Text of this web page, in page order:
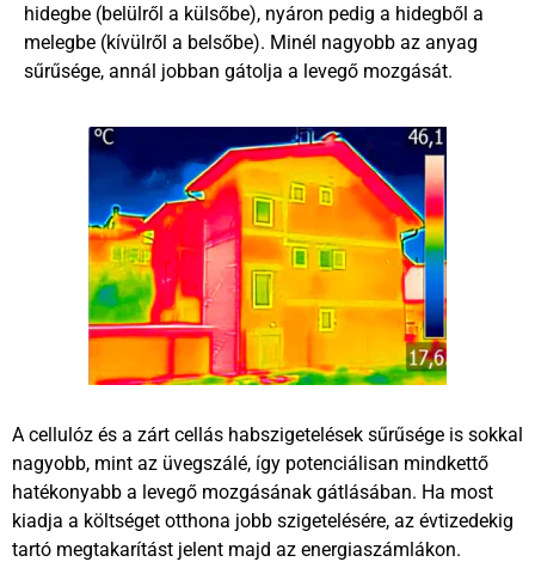
hidegbe (belülről a külsőbe), nyáron pedig a hidegből a
melegbe (kívülről a belsőbe). Minél nagyobb az anyag
sűrűsége, annál jobban gátolja a levegő mozgását.
A cellulóz és a zárt cellás habszigetelések sűrűsége is sokkal
nagyobb, mint az üvegszálé, így potenciálisan mindkettő
hatékonyabb a levegő mozgásának gátlásában. Ha most
kiadja a költséget otthona jobb szigetelésére, az évtizedekig
tartó megtakarítást jelent majd az energiaszámlákon.